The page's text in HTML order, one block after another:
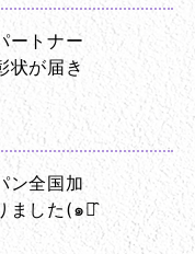
ートナー
状が届き
ン全国加
ました(๑･̑